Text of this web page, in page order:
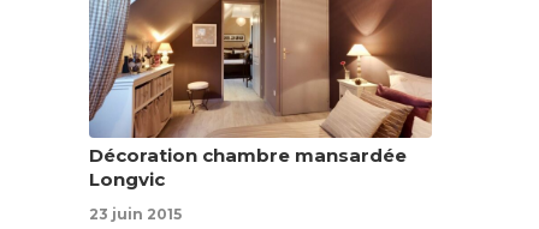
Décoration chambre mansardée
Longvic
23 juin 2015